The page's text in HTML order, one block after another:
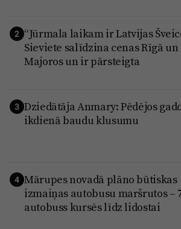
2 “Jūrmala laikam ir Latvijas
Sieviete salīdzina cenas Rīgā un
Majoros un ir pārsteigta
3 Dziedātāja Anmary: Pēdējos
ikdienā baudu klusumu
4 Mārupes novadā plāno būtiskas
izmaiņas autobusu maršrutos –
autobuss kursēs līdz lidostai